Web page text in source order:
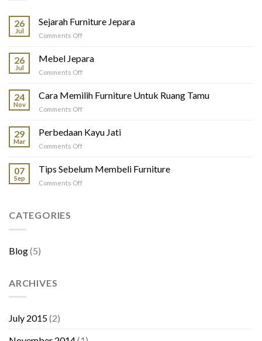
26
Jul
Sejarah Furniture Jepara
Comments Offon
26
Jul
Mebel Jepara
Comments Offon
Jepara
24
Nov
Cara Memilih Furniture Untuk Ruang Tamu
Comments Offon
Memilih
Furniture
Tamu
29
Mar
Perbedaan Kayu Jati
Comments Offon
Kayu
07
Sep
Tips Sebelum Membeli Furniture
Comments Offon
CATEGORIES
Blog(5)
ARCHIVES
July 2015(2)